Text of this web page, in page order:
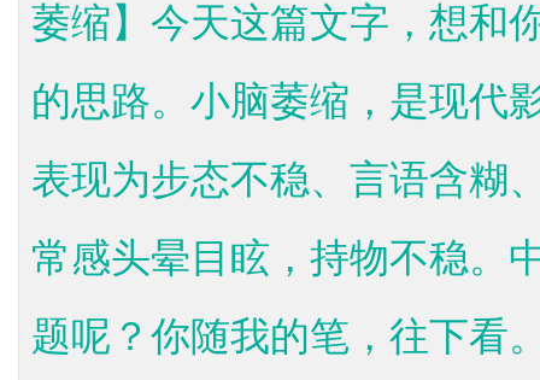
萎缩】今天这篇文字，想和
的思路。小脑萎缩，是现代
表现为步态不稳、言语含糊
常感头晕目眩，持物不稳。
题呢？你随我的笔，往下看